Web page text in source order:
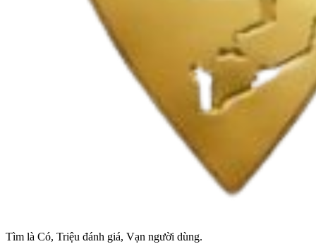
Tìm là Có, Triệu đánh giá, Vạn người dùng.